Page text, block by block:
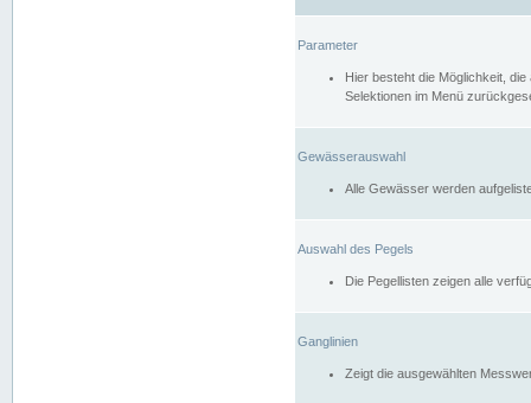
Parameter
Hier besteht die Möglichkeit,
Selektionen im Menü
Gewässerauswahl
Alle Gewässer werden
Auswahl des Pegels
Die Pegellisten zeigen alle
Ganglinien
Zeigt die ausgewählten